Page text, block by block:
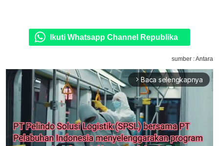
Ikuti Whatsapp Channel Republika
sumber : Antara
arrow_forward_ios Baca selengkapnya